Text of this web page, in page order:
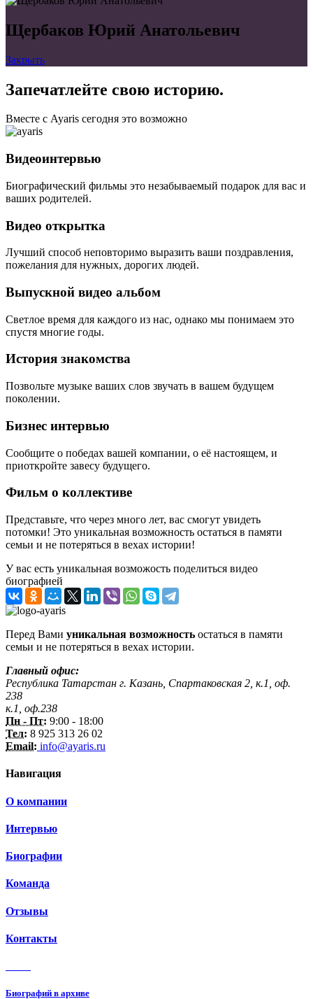
Щербаков Юрий Анатольевич
Закрыть
Запечатлейте свою историю.
Вместе с Ayaris сегодня это возможно
Видеоинтервью
Биографический фильмы это незабываемый подарок для вас и
ваших родителей.
Видео открытка
Лучший способ неповторимо выразить ваши поздравления,
пожелания для нужных, дорогих людей.
Выпускной видео альбом
Светлое время для каждого из нас, однако мы понимаем это
спустя многие годы.
История знакомства
Позвольте музыке ваших слов звучать в вашем будущем
поколении.
Бизнес интервью
Сообщите о победах вашей компании, о её настоящем, и
приоткройте завесу будущего.
Фильм о коллективе
Представьте, что через много лет, вас смогут увидеть
потомки! Это уникальная возможность остаться в памяти
семьи и не потеряться в вехах истории!
У вас есть уникальная возможость поделиться видео
биографией
Перед Вами уникальная возможность остаться в памяти
семьи и не потеряться в вехах истории.
Главный офис:
Республика Татарстан г. Казань, Спартаковская 2, к.1, оф.
238
к.1, оф.238
Пн - Пт: 9:00 - 18:00
Тел: 8 925 313 26 02
Email: info@ayaris.ru
Навигация
О компании
Интервью
Биографии
Команда
Отзывы
Контакты
Биографий в архиве